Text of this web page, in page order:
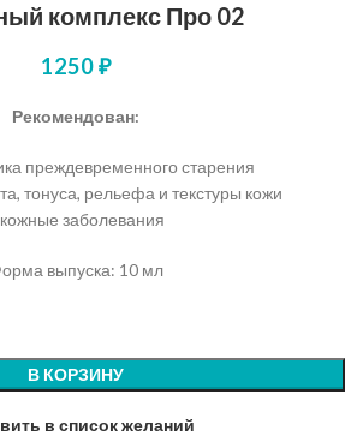
комплекс Про 02
1250₽
Рекомендован:
преждевременного старения
тонуса, рельефа и текстуры кожи
заболевания
выпуска: 10 мл
В КОРЗИНУ
в список желаний